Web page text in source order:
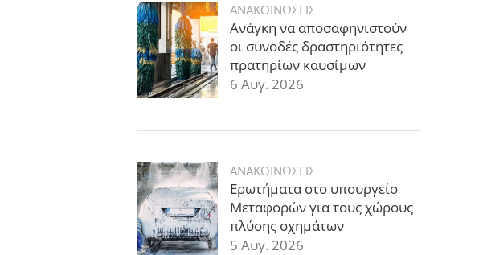
ΑΝΑΚΟΙΝΩΣΕΙΣ
Ανάγκη να αποσαφηνιστούν
οι συνοδές δραστηριότητες
πρατηρίων καυσίμων
6 Αυγ. 2026
ΑΝΑΚΟΙΝΩΣΕΙΣ
Ερωτήματα στο υπουργείο
Μεταφορών για τους χώρους
πλύσης οχημάτων
5 Αυγ. 2026